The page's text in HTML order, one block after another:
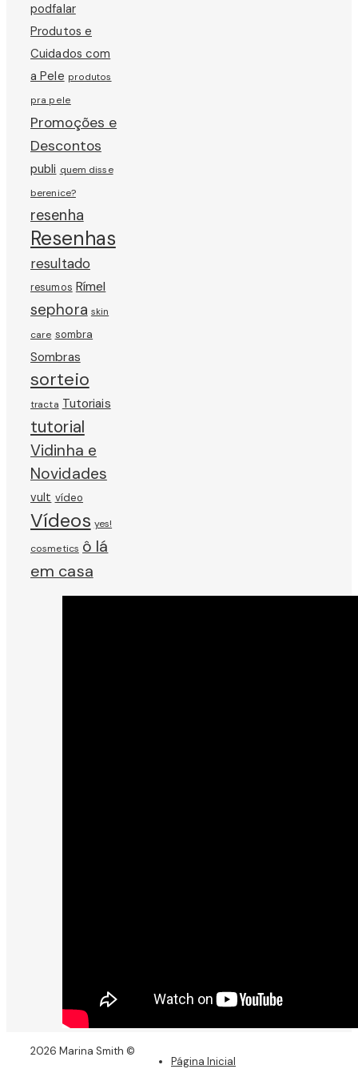
podfalar
Produtos e
Cuidados com
a Pele produtos
pra pele
Promoções e
Descontos
publi quem disse
berenice?
resenha
Resenhas
resultado
resumos Rímel
sephora skin
care sombra
Sombras
sorteio
tracta Tutoriais
tutorial
Vidinha e
Novidades
vult vídeo
Vídeos yes!
cosmetics ô lá
em casa
2026 Marina Smith ©
Página Inicial